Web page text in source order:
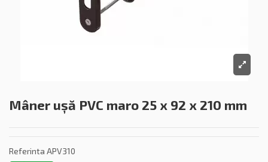
Mâner ușă PVC maro 25 x 92 x 210 mm
Referinta APV310